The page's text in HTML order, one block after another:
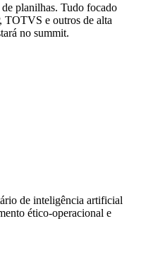
planilhas. Tudo focado
TOTVS e outros de alta
no summit.
de inteligência artificial
ético-operacional e